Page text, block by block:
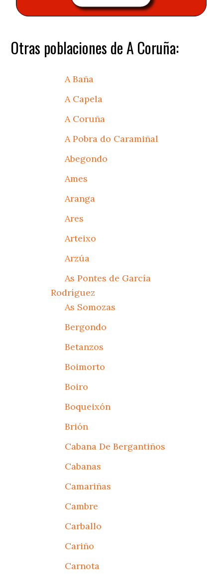
Otras poblaciones de A Coruña:
A Baña
A Capela
A Coruña
A Pobra do Caramiñal
Abegondo
Ames
Aranga
Ares
Arteixo
Arzúa
As Pontes de García
Rodríguez
As Somozas
Bergondo
Betanzos
Boimorto
Boiro
Boqueixón
Brión
Cabana De Bergantiños
Cabanas
Camariñas
Cambre
Carballo
Cariño
Carnota